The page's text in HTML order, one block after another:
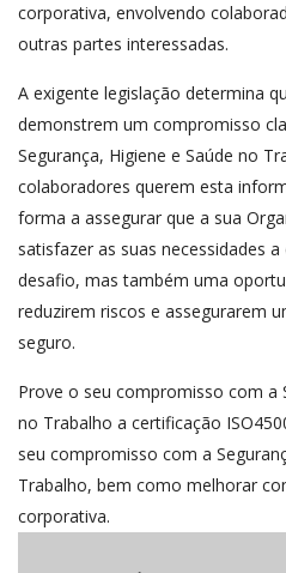
corporativa, envolvendo
outras partes interessadas.
A exigente legislação determina
demonstrem um compromisso
Segurança, Higiene e Saúde no
colaboradores querem esta
forma a assegurar que a sua
satisfazer as suas necessidades
desafio, mas também uma
reduzirem riscos e assegurarem
seguro.
Prove o seu compromisso com a
no Trabalho a certificação
seu compromisso com a
Trabalho, bem como melhorar
corporativa.